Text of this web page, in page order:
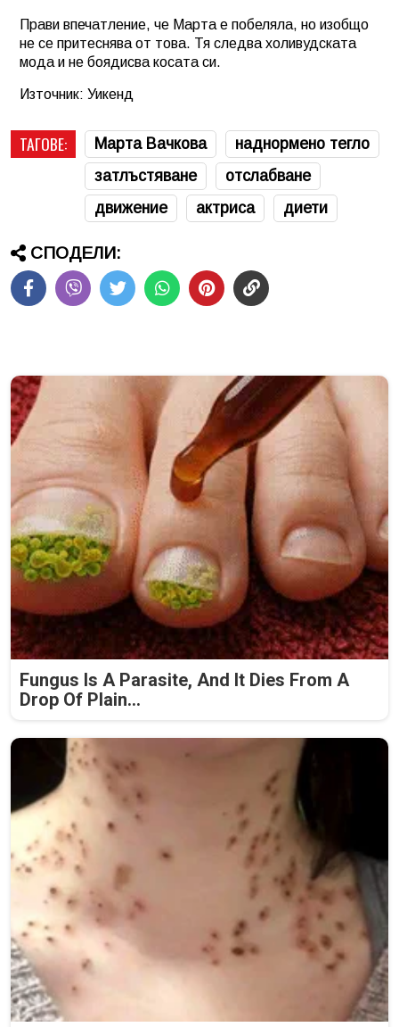
Прави впечатление, че Марта е побеляла, но изобщо
не се притеснява от това. Тя следва холивудската
мода и не боядисва косата си.
Източник: Уикенд
ТАГОВЕ: Марта Вачкова
наднормено тегло
затлъстяване
отслабване
движение
актриса диети
СПОДЕЛИ:
Fungus Is A Parasite, And It Dies From A
Drop Of Plain...